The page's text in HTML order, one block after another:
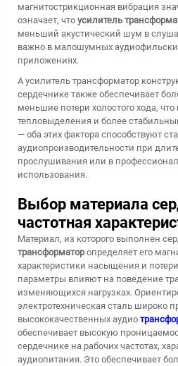
магнитострикционная вибрация
означает, что усилитель
меньший акустический шум в
важно в малошумных
приложениях.
А усилитель трансформатор
сердечнике также обеспечивает
меньшие потери холостого хода,
тепловыделения и более
— оба этих фактора способствуют
аудиопроизводительности при
прослушивания или в
использования.
Выбор материала
частотная
Материал, из которого выполнен
трансформаторопределяет его
характеристики насыщения и
параметры влияют на поведение
изменяющихся нагрузках.
электротехническая сталь широко
высококачественных аудио
обеспечивает высокую
сердечнике на рабочих частотах,
аудиопитания. Это обеспечивает